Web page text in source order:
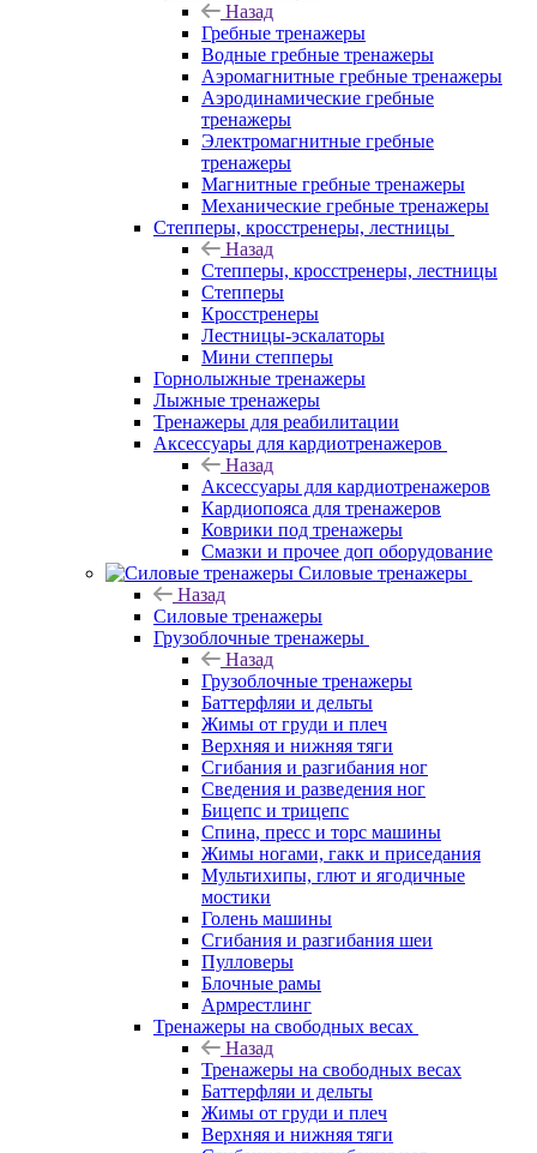
Назад
Гребные тренажеры
Водные гребные тренажеры
Аэромагнитные гребные тренажеры
Аэродинамические гребные
тренажеры
Электромагнитные гребные
тренажеры
Магнитные гребные тренажеры
Механические гребные тренажеры
Степперы, кросстренеры, лестницы
Назад
Степперы, кросстренеры, лестницы
Степперы
Кросстренеры
Лестницы-эскалаторы
Мини степперы
Горнолыжные тренажеры
Лыжные тренажеры
Тренажеры для реабилитации
Аксессуары для кардиотренажеров
Назад
Аксессуары для кардиотренажеров
Кардиопояса для тренажеров
Коврики под тренажеры
Смазки и прочее доп оборудование
Силовые тренажеры
Назад
Силовые тренажеры
Грузоблочные тренажеры
Назад
Грузоблочные тренажеры
Баттерфляи и дельты
Жимы от груди и плеч
Верхняя и нижняя тяги
Сгибания и разгибания ног
Сведения и разведения ног
Бицепс и трицепс
Спина, пресс и торс машины
Жимы ногами, гакк и приседания
Мультихипы, глют и ягодичные
мостики
Голень машины
Сгибания и разгибания шеи
Пулловеры
Блочные рамы
Армрестлинг
Тренажеры на свободных весах
Назад
Тренажеры на свободных весах
Баттерфляи и дельты
Жимы от груди и плеч
Верхняя и нижняя тяги